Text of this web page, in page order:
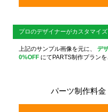
プロのデザイナーがカスタマイズ
上記のサンプル画像を元に、 デ
0%OFF にてPARTS制作プランを
パーツ制作料金